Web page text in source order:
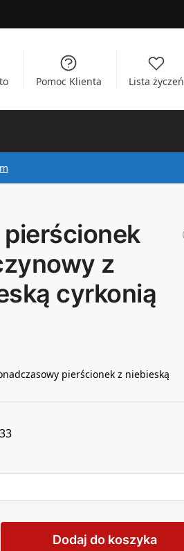
Pomoc Klienta Lista życzeń
pierścionek
z
cyrkonią
pierścionek z niebieską
Dodaj do koszyka